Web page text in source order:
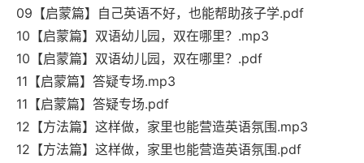
09【启蒙篇】自己英语不好，也能帮助孩子学.pdf
10【启蒙篇】双语幼儿园，双在哪里？.mp3
10【启蒙篇】双语幼儿园，双在哪里？.pdf
11【启蒙篇】答疑专场.mp3
11【启蒙篇】答疑专场.pdf
12【方法篇】这样做，家里也能营造英语氛围.mp3
12【方法篇】这样做，家里也能营造英语氛围.pdf